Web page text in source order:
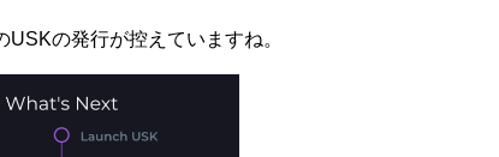
の発行が控えていますね。